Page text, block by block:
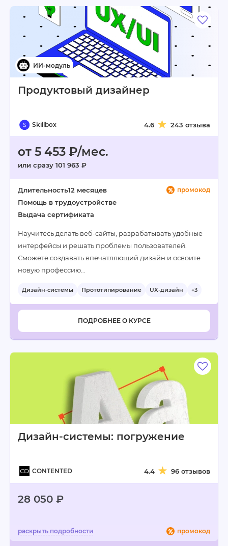
Продуктовый дизайнер
Skillbox 4.6 243 отзыва
от 5 453 ₽/мес.
или сразу 101 963 ₽
промокод
Длительность12 месяцев
Помощь в трудоустройстве
Выдача сертификата
Научитесь делать веб-сайты, разрабатывать удобные
интерфейсы и решать проблемы пользователей.
Сможете создавать впечатляющий дизайн и освоите
новую профессию…
Дизайн-системы Прототипирование UX-дизайн +3
ПОДРОБНЕЕ О КУРСЕ
Дизайн-системы: погружение
CONTENTED 4.4 96 отзывов
28 050 ₽
промокод